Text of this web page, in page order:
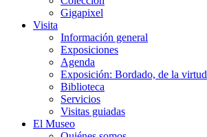
Gigapixel
Visita
Información general
Exposiciones
Agenda
Exposición: Bordado, de la virtud
Biblioteca
Servicios
Visitas guiadas
El Museo